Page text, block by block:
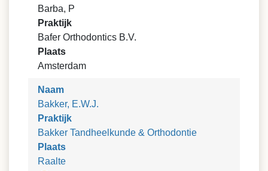
Barba, P
Praktijk
Bafer Orthodontics B.V.
Plaats
Amsterdam
Naam
Bakker, E.W.J.
Praktijk
Bakker Tandheelkunde & Orthodontie
Plaats
Raalte